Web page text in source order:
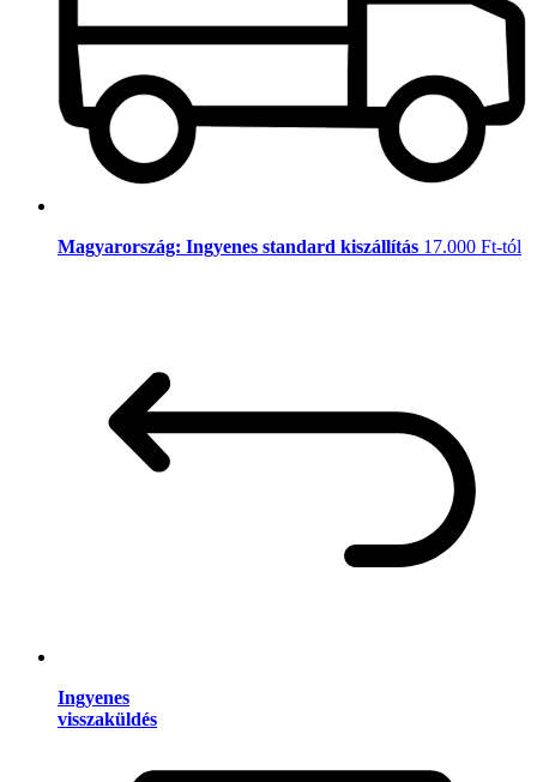
Magyarország: Ingyenes standard kiszállítás 17.000 Ft-tól
Ingyenes
visszaküldés